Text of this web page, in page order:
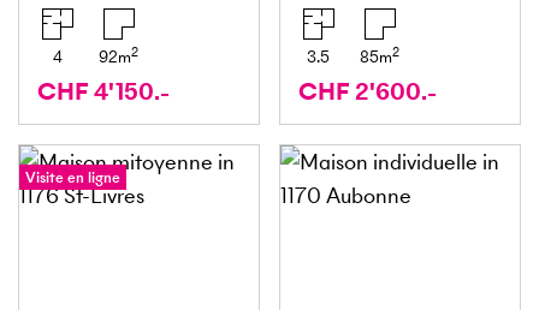
4 92m2
CHF 4'150.-
3.5 85m2
CHF 2'600.-
Visite en ligne